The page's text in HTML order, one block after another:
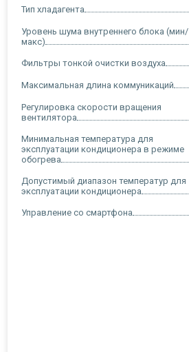
Тип хладагента
Уровень шума внутреннего блока (мин/
макс)
Фильтры тонкой очистки воздуха
Максимальная длина коммуникаций
Регулировка скорости вращения
вентилятора
Минимальная температура для
эксплуатации кондиционера в режиме
обогрева
Допустимый диапазон температур для
эксплуатации кондиционера
Управление со смартфона